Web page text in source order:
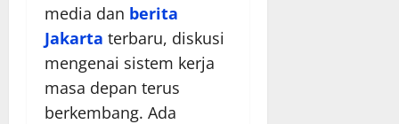
media dan berita
Jakarta terbaru, diskusi
mengenai sistem kerja
masa depan terus
berkembang. Ada